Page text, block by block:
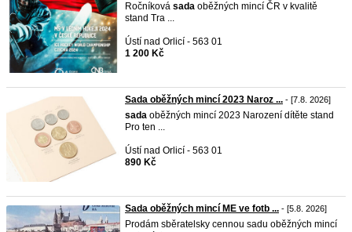
Ročníková sada oběžných mincí ČR v kvalitě
stand Tra ...
Ústí nad Orlicí - 563 01
1 200 Kč
Sada oběžných mincí 2023 Naroz ... - [7.8. 2026]
sada oběžných mincí 2023 Narození dítěte stand
Pro ten ...
Ústí nad Orlicí - 563 01
890 Kč
Sada oběžných mincí ME ve fotb ... - [5.8. 2026]
Prodám sběratelsky cennou sadu oběžných mincí